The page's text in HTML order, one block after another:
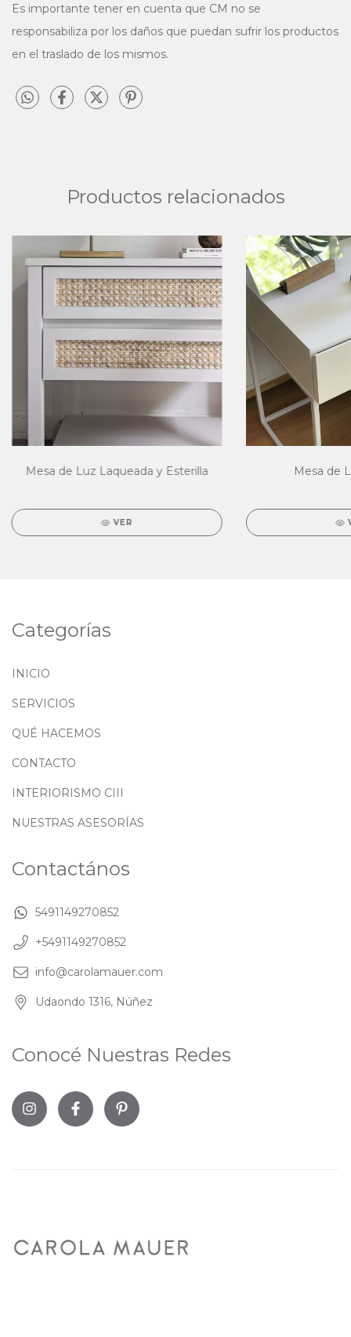
Es importante tener en cuenta que CM no se
responsabiliza por los daños que puedan sufrir los productos
en el traslado de los mismos.
Productos relacionados
Mesa de Luz Laqueada y Esterilla
VER
Mesa de
Categorías
INICIO
SERVICIOS
QUÉ HACEMOS
CONTACTO
INTERIORISMO CIII
NUESTRAS ASESORÍAS
Contactános
5491149270852
+5491149270852
info@carolamauer.com
Udaondo 1316, Núñez
Conocé Nuestras Redes